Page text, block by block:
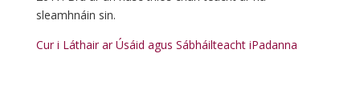
sleamhnáin sin.
Cur i Láthair ar Úsáid agus Sábháilteacht iPadanna